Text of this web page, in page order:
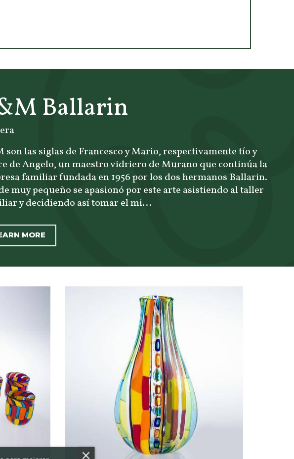
Ballarin
son las siglas de Francesco y Mario, respectivamente tío y
de Angelo, un maestro vidriero de Murano que continúa la
familiar fundada en 1956 por los dos hermanos Ballarin.
muy pequeño se apasionó por este arte asistiendo al taller
y decidiendo así tomar el mi...
MORE